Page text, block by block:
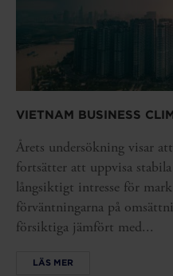
VIETNAM BUSINESS
Årets undersökning visar
fortsätter att uppvisa
långsiktigt intresse för
förväntningarna på
försiktiga jämfört med...
LÄS MER